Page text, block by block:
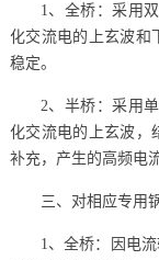
1、全桥：采用
化交流电的上玄波和
稳定。
2、半桥：采用
化交流电的上玄波，
补充，产生的高频电
三、对相应专用
1、全桥：因电